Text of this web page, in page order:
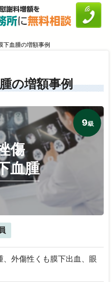
下血腫の増額事例
の増額事例
9級
傷
血腫
外傷性くも膜下出血、眼